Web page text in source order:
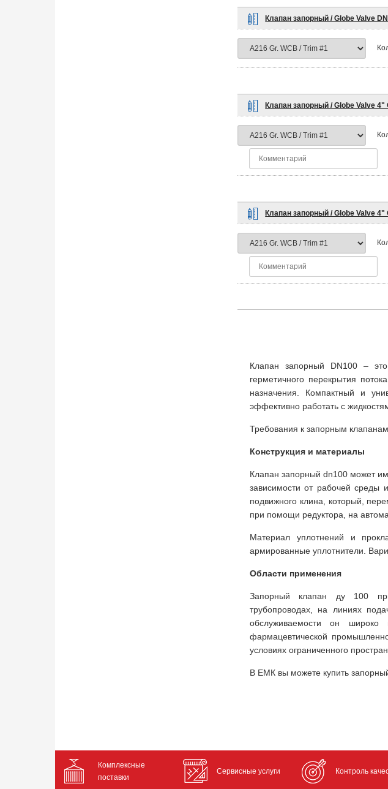
Клапан запорный / Globe Valve
Клапан запорный / Globe Valve
Клапан запорный / Globe Valve
Клапан запорный DN100 –
герметичного перекрытия
назначения. Компактный и
эффективно работать с
Требования к запорным
Конструкция и материалы
Клапан запорный dn100 может
зависимости от рабочей среды
подвижного клина, который,
при помощи редуктора, на
Материал уплотнений и
армированные уплотнители.
Области применения
Запорный клапан ду 100
трубопроводах, на линиях
обслуживаемости он
фармацевтической
условиях ограниченного
В ЕМК вы можете купить
Комплексные
поставки
Сервисные услуги Контроль